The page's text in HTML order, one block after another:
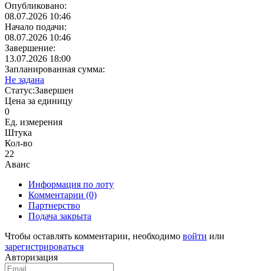
Опубликовано:
08.07.2026 10:46
Начало подачи:
08.07.2026 10:46
Завершение:
13.07.2026 18:00
Запланированная сумма:
Не задана
Статус:Завершен
Цена за единицу
0
Ед. измерения
Штука
Кол-во
22
Аванс
Информация по лоту
Комментарии (0)
Партнерство
Подача закрыта
Чтобы оставлять комментарии, необходимо войти или
зарегистрироваться
Авторизация